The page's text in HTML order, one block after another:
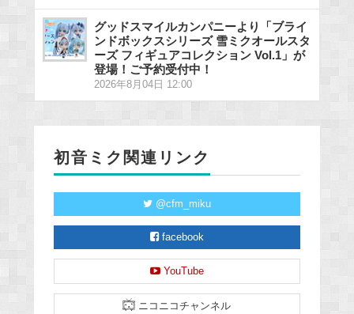
グッドスマイルカンパニーより「ブライ
ンドボックスシリーズ 雪ミクオールスタ
ーズ フィギュアコレクション Vol.1」が
登場！ご予約受付中！
2026年8月04日 12:00
初音ミク関連リンク
@cfm_miku
facebook
YouTube
ニコニコチャンネル